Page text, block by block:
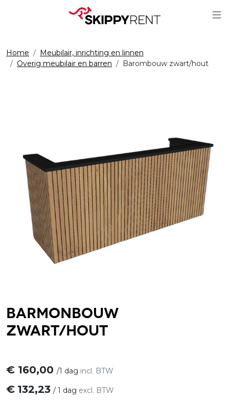
Home
Meubilair, inrichting en linnen
Overig meubilair en barren
Barombouw zwart/hout
Barmonbouw
zwart/hout
€ 160,00 /1 dag incl. BTW
€ 132,23 / 1 dag excl. BTW